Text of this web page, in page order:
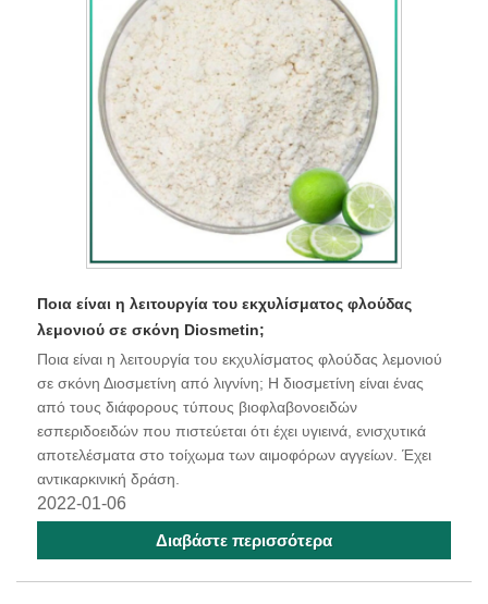
Ποια είναι η λειτουργία του εκχυλίσματος φλούδας
λεμονιού σε σκόνη Diosmetin;
Ποια είναι η λειτουργία του εκχυλίσματος φλούδας λεμονιού
σε σκόνη Διοσμετίνη από λιγνίνη; Η διοσμετίνη είναι ένας
από τους διάφορους τύπους βιοφλαβονοειδών
εσπεριδοειδών που πιστεύεται ότι έχει υγιεινά, ενισχυτικά
αποτελέσματα στο τοίχωμα των αιμοφόρων αγγείων. Έχει
αντικαρκινική δράση.
2022-01-06
Διαβάστε περισσότερα